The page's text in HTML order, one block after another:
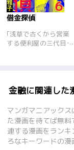
借金探偵
｢浅草で古くから営業
する便利屋の三代目･
役みたいなあたしのパ
い。何故ならパパに莫
大な借金があるらしい
の。なんでそんなに借
金があるのかは謎だけ
ど…借金取りを兼ねて
金融に関連した
マンガマニアック
た漫画を待てば無
連する漫画をラン
ろなキーワードの漫